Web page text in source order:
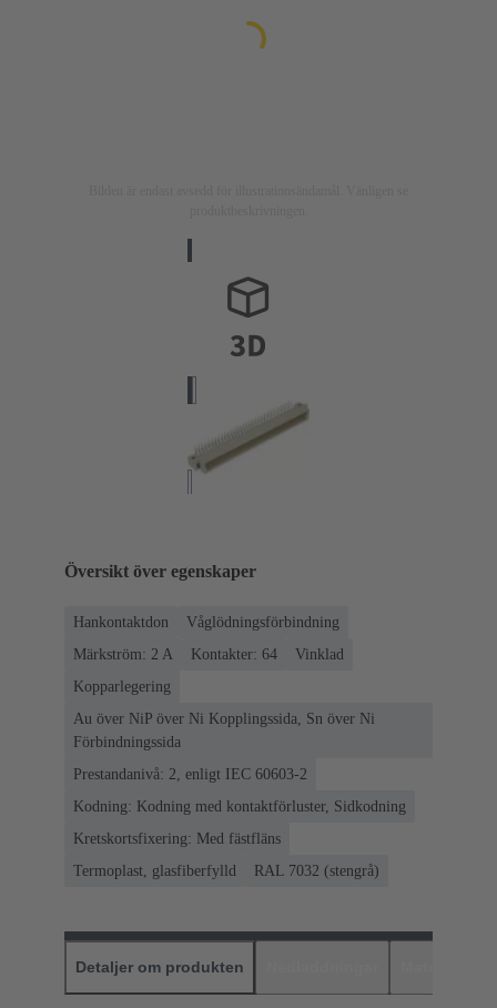
Översikt över egenskaper
Hankontaktdon
Våglödningsförbindning
Märkström: ‌2 A
Kontakter: 64
Vinklad
Kopparlegering
Au över NiP över Ni Kopplingssida, Sn över Ni
Förbindningssida
Prestandanivå: 2, enligt IEC 60603-2
Kodning: Kodning med kontaktförluster, Sidkodning
Kretskortsfixering: Med fästfläns
Termoplast, glasfiberfylld
RAL 7032 (stengrå)
Detaljer om produkten